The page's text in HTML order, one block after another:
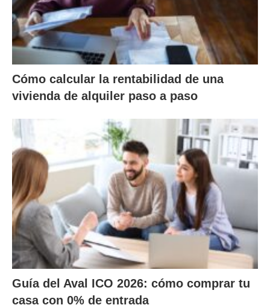
Cómo calcular la rentabilidad de una
vivienda de alquiler paso a paso
Guía del Aval ICO 2026: cómo comprar tu
casa con 0% de entrada